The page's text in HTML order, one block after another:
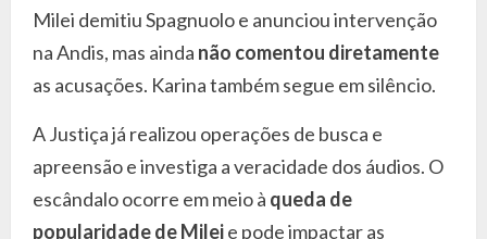
Milei demitiu Spagnuolo e anunciou intervenção
na Andis, mas ainda não comentou diretamente
as acusações. Karina também segue em silêncio.
A Justiça já realizou operações de busca e
apreensão e investiga a veracidade dos áudios. O
escândalo ocorre em meio à queda de
popularidade de Mileie pode impactar as